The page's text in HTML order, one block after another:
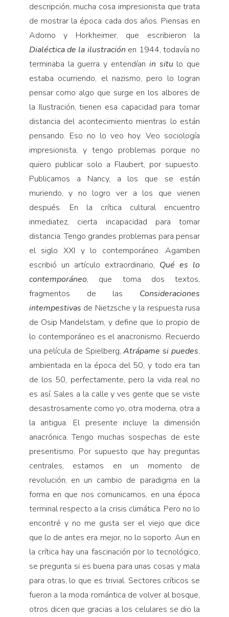
descripción, mucha cosa impresionista que trata
de mostrar la época cada dos años. Piensas en
Adorno y Horkheimer, que escribieron la
Dialéctica de la ilustración en 1944, todavía no
terminaba la guerra y entendían in situlo que
estaba ocurriendo, el nazismo, pero lo logran
pensar como algo que surge en los albores de
la Ilustración, tienen esa capacidad para tomar
distancia del acontecimiento mientras lo están
pensando. Eso no lo veo hoy. Veo sociología
impresionista, y tengo problemas porque no
quiero publicar solo a Flaubert, por supuesto.
Publicamos a Nancy, a los que se están
muriendo, y no logro ver a los que vienen
después. En la crítica cultural encuentro
inmediatez, cierta incapacidad para tomar
distancia. Tengo grandes problemas para pensar
el siglo XXI y lo contemporáneo. Agamben
escribió un artículo extraordinario, Qué es lo
contemporáneo, que toma dos textos,
fragmentos de las Consideraciones
intempestivas de Nietzsche y la respuesta rusa
de Osip Mandelstam, y define que lo propio de
lo contemporáneo es el anacronismo. Recuerdo
una película de Spielberg,Atrápame si puedes,
ambientada en la época del 50, y todo era tan
de los 50, perfectamente, pero la vida real no
es así. Sales a la calle y ves gente que se viste
desastrosamente como yo, otra moderna, otra a
la antigua. El presente incluye la dimensión
anacrónica. Tengo muchas sospechas de este
presentismo. Por supuesto que hay preguntas
centrales, estamos en un momento de
revolución, en un cambio de paradigma en la
forma en que nos comunicamos, en una época
terminal respecto a la crisis climática. Pero no lo
encontré y no me gusta ser el viejo que dice
que lo de antes era mejor, no lo soporto. Aun en
la crítica hay una fascinación por lo tecnológico,
se pregunta si es buena para unas cosas y mala
para otras, lo que es trivial. Sectores críticos se
fueron a la moda romántica de volver al bosque,
otros dicen que gracias a los celulares se dio la